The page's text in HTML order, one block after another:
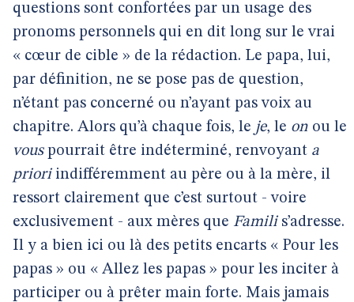
questions sont confortées par un usage des
pronoms personnels qui en dit long sur le vrai
« cœur de cible » de la rédaction. Le papa, lui,
par définition, ne se pose pas de question,
n’étant pas concerné ou n’ayant pas voix au
chapitre. Alors qu’à chaque fois, le je, le on ou le
vouspourrait être indéterminé, renvoyant a
prioriindifféremment au père ou à la mère, il
ressort clairement que c’est surtout - voire
exclusivement - aux mères que Familis’adresse.
Il y a bien ici ou là des petits encarts « Pour les
papas » ou « Allez les papas » pour les inciter à
participer ou à prêter main forte. Mais jamais